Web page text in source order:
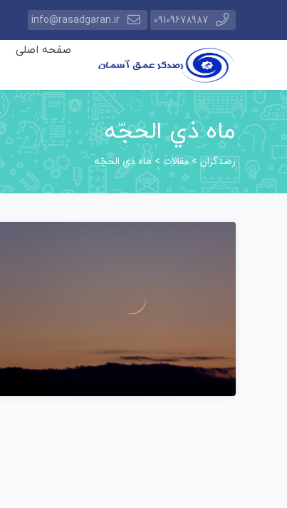
09109678987
info@rasadgaran.ir
صفحه اصلی
ماه ذي الحجّه
رصدگران >مقالات >ماه ذي الحجّه